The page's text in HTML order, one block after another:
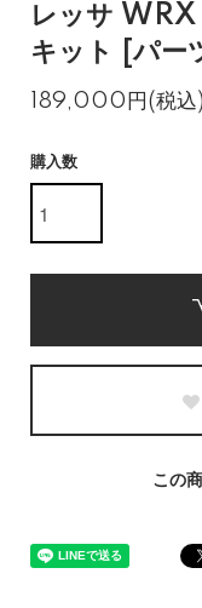
レッサ
キット [パー
189,000円(税込)
購入数
この